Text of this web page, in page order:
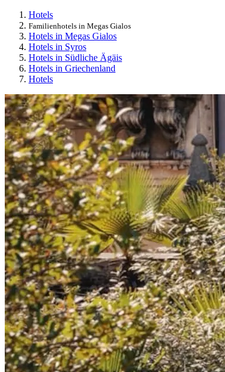
Hotels
Familienhotels in Megas Gialos
Hotels in Megas Gialos
Hotels in Syros
Hotels in Südliche Ägäis
Hotels in Griechenland
Hotels